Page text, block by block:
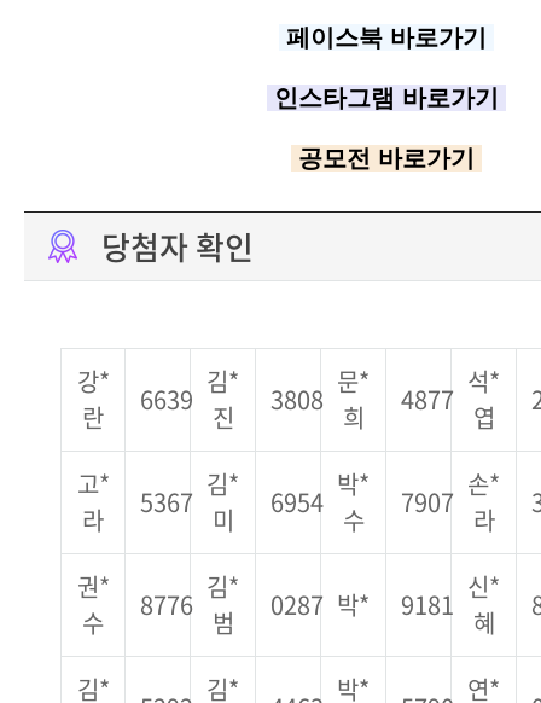
페이스북 바로가기
인스타그램 바로가기
공모전 바로가기
당첨자 확인
강*
란
6639
김*
진
3808
문*
희
4877
석*
엽
고*
라
5367
김*
미
6954
박*
수
7907
손*
라
권*
수
8776
김*
범
0287 박* 9181
신*
혜
김* 김* 박* 연*